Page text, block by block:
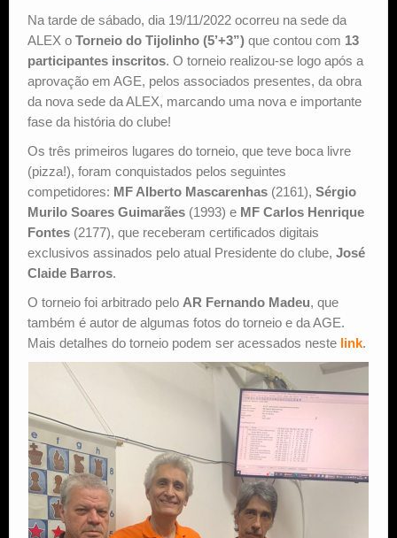
Estude Xadrez
Na tarde de sábado, dia 19/11/2022 ocorreu na sede da
ALEX o Torneio do Tijolinho (5’+3”) que contou com 13
participantes inscritos. O torneio realizou-se logo após a
aprovação em AGE, pelos associados presentes, da obra
da nova sede da ALEX, marcando uma nova e importante
fase da história do clube!
Os três primeiros lugares do torneio, que teve boca livre
(pizza!), foram conquistados pelos seguintes
competidores: MF Alberto Mascarenhas (2161), Sérgio
Murilo Soares Guimarães (1993) e MF Carlos Henrique
Fontes (2177), que receberam certificados digitais
exclusivos assinados pelo atual Presidente do clube, José
Claide Barros.
O torneio foi arbitrado pelo AR Fernando Madeu, que
também é autor de algumas fotos do torneio e da AGE.
Mais detalhes do torneio podem ser acessados neste link.